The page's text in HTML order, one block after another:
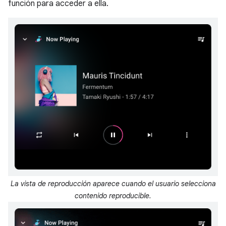
función para acceder a ella.
La vista de reproducción aparece cuando el usuario selecciona
contenido reproducible.